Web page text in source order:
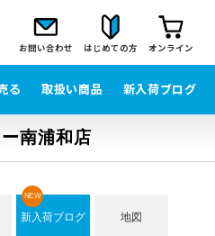
お問い合わせ はじめての方 オンライン
る 取扱い商品 新入荷ブログ
南浦和店
新入荷ブログ
NEW
地図